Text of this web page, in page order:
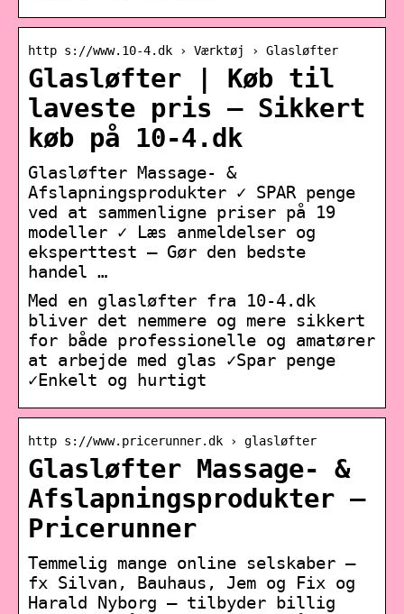
http s://www.10-4.dk › Værktøj › Glasløfter
Glasløfter | Køb til
laveste pris – Sikkert
køb på 10-4.dk
Glasløfter Massage- &
Afslapningsprodukter ✓ SPAR penge
ved at sammenligne priser på 19
modeller ✓ Læs anmeldelser og
eksperttest – Gør den bedste
handel …
Med en glasløfter fra 10-4.dk
bliver det nemmere og mere sikkert
for både professionelle og amatører
at arbejde med glas ✓Spar penge
✓Enkelt og hurtigt
http s://www.pricerunner.dk › glasløfter
Glasløfter Massage- &
Afslapningsprodukter –
Pricerunner
Temmelig mange online selskaber –
fx Silvan, Bauhaus, Jem og Fix og
Harald Nyborg – tilbyder billig